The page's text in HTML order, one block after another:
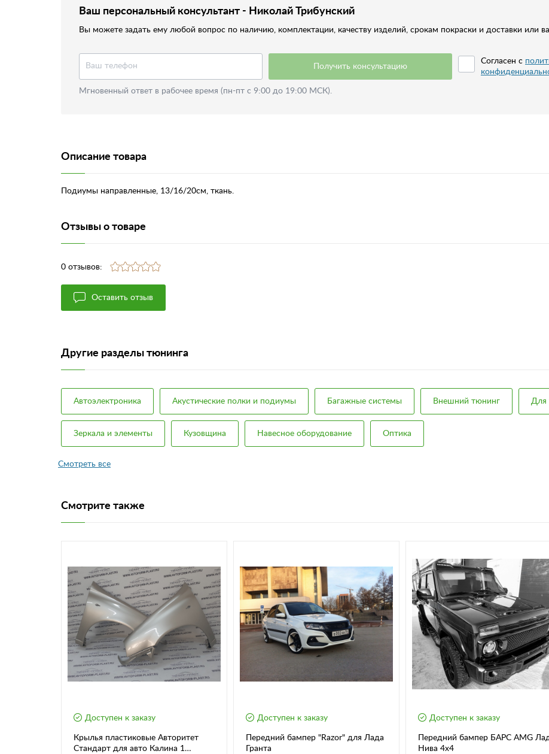
Ваш персональный консультант - Николай Трибунский
Вы можете задать ему любой вопрос по наличию, комплектации, качеству изделий, срокам покраски и доставки или
Получить консультацию
Согласен с
Мгновенный ответ в рабочее время (пн-пт с 9:00 до 19:00 МСК).
Описание товара
Подиумы направленные, 13/16/20см, ткань.
Отзывы о товаре
0 отзывов:
Оставить отзыв
Другие разделы тюнинга
Автоэлектроника Акустические полки и подиумы Багажные системы Внешний тюнинг Для
Зеркала и элементы Кузовщина Навесное оборудование Оптика
Смотрите также
Доступен к заказу
Крылья пластиковые Авторитет
Стандарт для авто Калина 1
Доступен к заказу
Передний бампер "Razor" для Лада
Гранта
Доступен к заказу
Передний бампер БАРС AMG
Нива 4х4